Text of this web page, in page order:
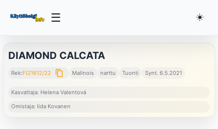
☰ ☀️
DIAMOND CALCATA
Rek:FI21612/22 content_copy Malinois narttu Tuonti Synt. 6.5.2021
Kasvattaja: Helena Valentová
Omistaja: Iida Kovanen